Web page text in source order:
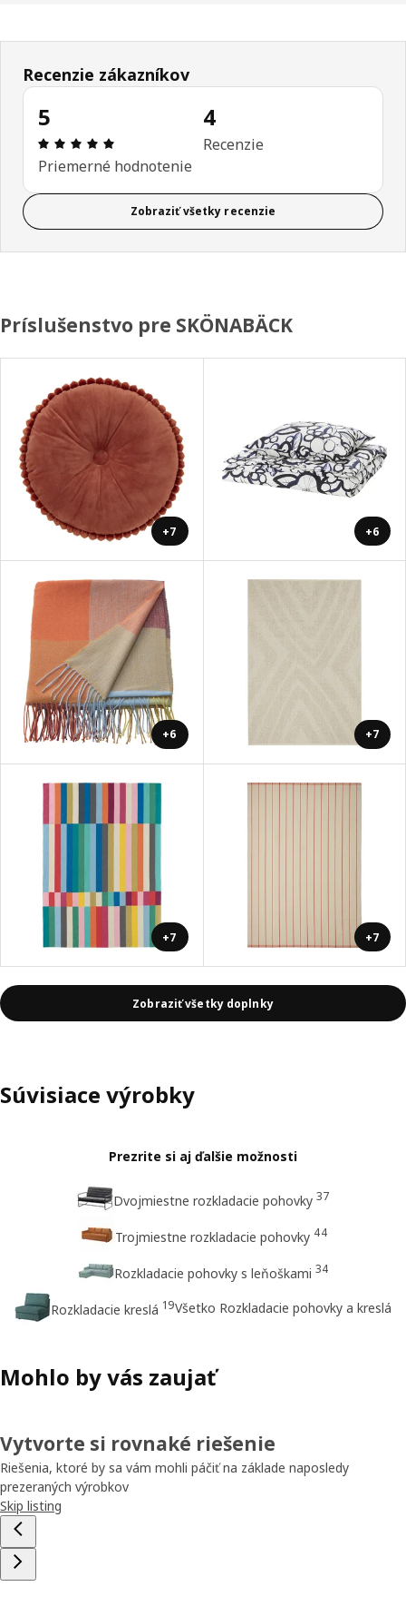
Recenzie zákazníkov
5
Hodnotenie: 5 z 5 hviezdičiek. Celkový počet
Priemerné hodnotenie
4
Recenzie
Zobraziť všetky recenzie
Príslušenstvo pre SKÖNABÄCK
+7 +6
+6 +7
+7 +7
Zobraziť všetky doplnky
Súvisiace výrobky
Prezrite si aj ďalšie možnosti
Dvojmiestne rozkladacie pohovky 37
Trojmiestne rozkladacie pohovky 44
Rozkladacie pohovky s leňoškami 34
Rozkladacie kreslá 19Všetko Rozkladacie pohovky a kreslá
Mohlo by vás zaujať
Vytvorte si rovnaké riešenie
Riešenia, ktoré by sa vám mohli páčiť na základe naposledy
prezeraných výrobkov
Skip listing